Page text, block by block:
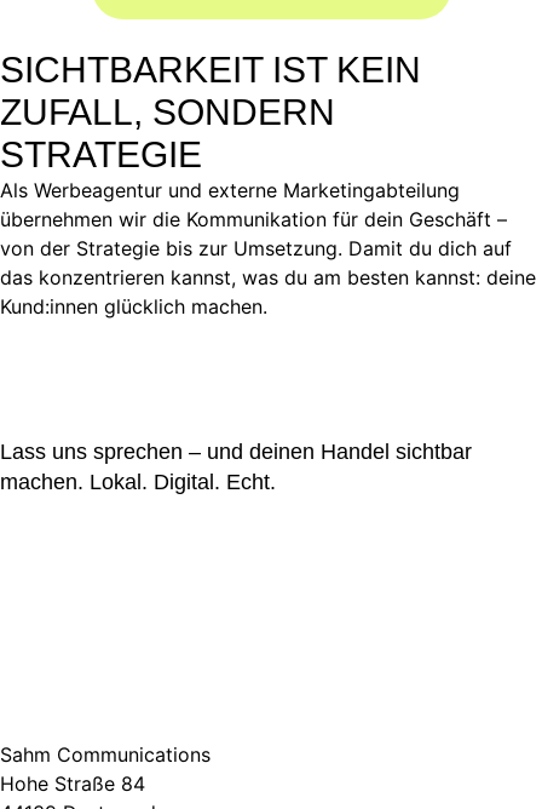
SICHTBARKEIT IST KEIN
ZUFALL, SONDERN
STRATEGIE
Als Werbeagentur und externe Marketingabteilung
übernehmen wir die Kommunikation für dein Geschäft –
von der Strategie bis zur Umsetzung. Damit du dich auf
das konzentrieren kannst, was du am besten kannst: deine
Kund:innen glücklich machen.
Lass uns sprechen – und deinen Handel sichtbar
machen. Lokal. Digital. Echt.
Sahm Communications
Hohe Straße 84